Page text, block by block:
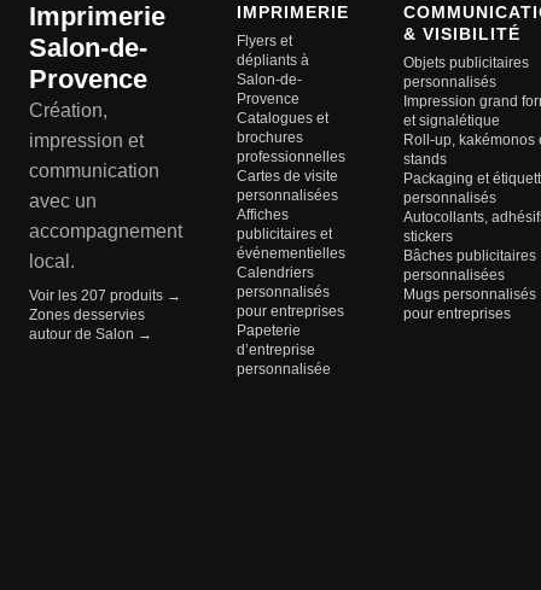
Imprimerie
Salon-de-
Provence
Création,
impression et
communication
avec un
accompagnement
local.
Voir les 207 produits →
Zones desservies
autour de Salon →
IMPRIMERIE
Flyers et
dépliants à
Salon-de-
Provence
Catalogues et
brochures
professionnelles
Cartes de visite
personnalisées
Affiches
publicitaires et
événementielles
Calendriers
personnalisés
pour entreprises
Papeterie
d’entreprise
personnalisée
& VISIBILITÉ
Objets publicitaires
personnalisés
Impression grand
et signalétique
Roll-up, kakémonos
stands
Packaging et
personnalisés
Autocollants,
stickers
Bâches publicitaires
personnalisées
Mugs personnalisés
pour entreprises